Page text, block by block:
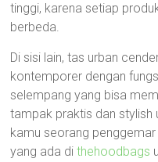
tinggi, karena setiap
berbeda.
Di sisi lain, tas urban
kontemporer dengan
selempang yang bisa
tampak praktis dan stylish
kamu seorang
yang ada dithehoodbags